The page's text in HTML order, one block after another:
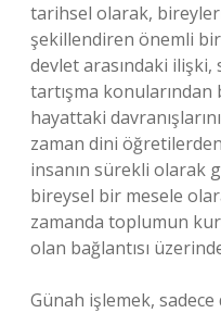
tarihsel olarak,
şekillendiren önemli
devlet arasındaki
tartışma
hayattaki
zaman dini
insanın sürekli olarak
bireysel bir mesele
zamanda toplumun
olan bağlantısı
Günah işlemek,